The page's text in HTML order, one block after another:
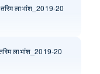
लाभांश_2019-20
लाभांश_2019-20